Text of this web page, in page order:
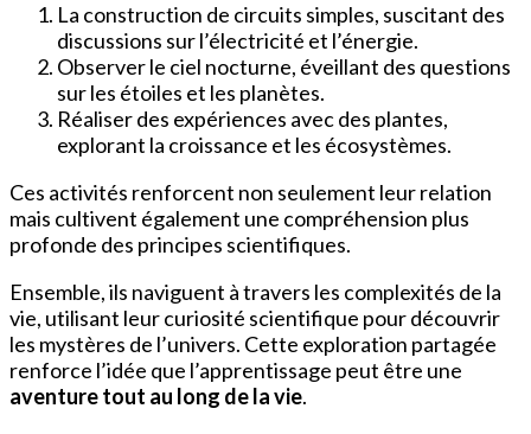
La construction de circuits simples, suscitant des
discussions sur l’électricité et l’énergie.
Observer le ciel nocturne, éveillant des questions
sur les étoiles et les planètes.
Réaliser des expériences avec des plantes,
explorant la croissance et les écosystèmes.
Ces activités renforcent non seulement leur relation
mais cultivent également une compréhension plus
profonde des principes scientifiques.
Ensemble, ils naviguent à travers les complexités de la
vie, utilisant leur curiosité scientifique pour découvrir
les mystères de l’univers. Cette exploration partagée
renforce l’idée que l’apprentissage peut être une
aventure tout au long de la vie.